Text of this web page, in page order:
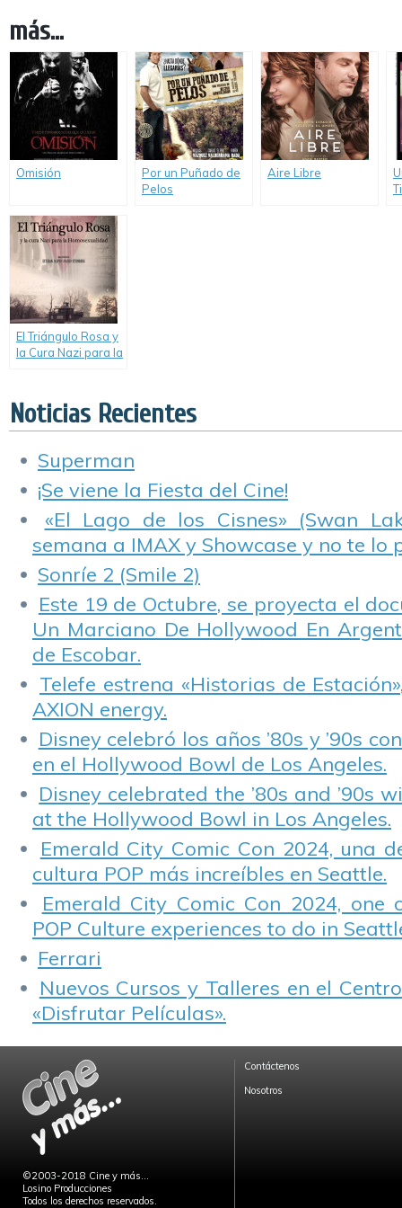
más...
Omisión
Por un Puñado de
Pelos
Aire Libre
El Triángulo Rosa y
la Cura Nazi para la
Noticias Recientes
Superman
¡Se viene la Fiesta del Cine!
«El Lago de los Cisnes» (Swan
semana a IMAX y Showcase y no te lo
Sonríe 2 (Smile 2)
Este 19 de Octubre, se proyecta el
Un Marciano De Hollywood En
de Escobar.
Telefe estrena «Historias de
AXION energy.
Disney celebró los años ’80s y ’90s
en el Hollywood Bowl de Los Angeles.
Disney celebrated the ’80s and ’90s
at the Hollywood Bowl in Los Angeles.
Emerald City Comic Con 2024, una
cultura POP más increíbles en Seattle.
Emerald City Comic Con 2024,
POP Culture experiences to do in
Ferrari
Nuevos Cursos y Talleres en el
«Disfrutar Películas».
©2003-2018 Cine y más...
Losino Producciones
Todos los derechos reservados.
Contáctenos
Nosotros